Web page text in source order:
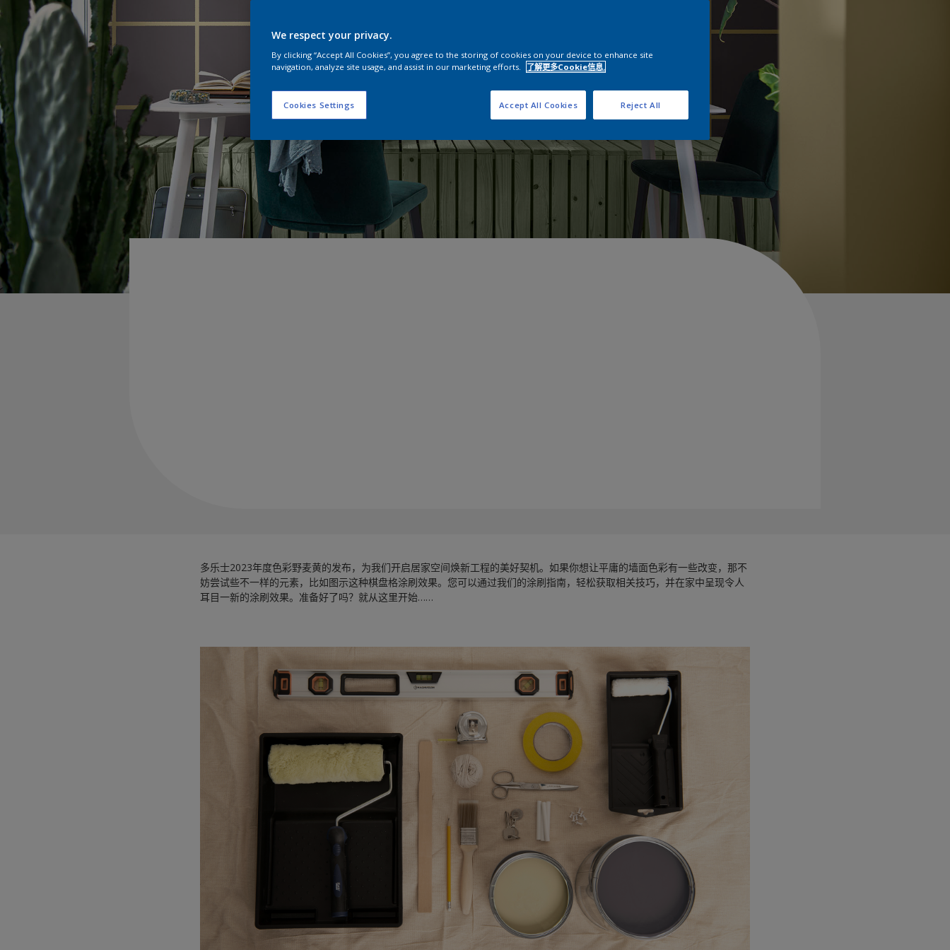
多乐士2023年度色彩野麦黄的发布，为我们开启居家空间焕新工程的美好契机。如果你想让平庸的墙面色彩有一些改变，那不
妨尝试些不一样的元素，比如图示这种棋盘格涂刷效果。您可以通过我们的涂刷指南，轻松获取相关技巧，并在家中呈现令人
耳目一新的涂刷效果。准备好了吗？就从这里开始……
We respect your privacy.
By clicking “Accept All Cookies”, you agree to the storing of cookies on your device to enhance site
navigation, analyze site usage, and assist in our marketing efforts.
了解更多Cookie信息.
Cookies Settings Reject All
Accept All Cookies